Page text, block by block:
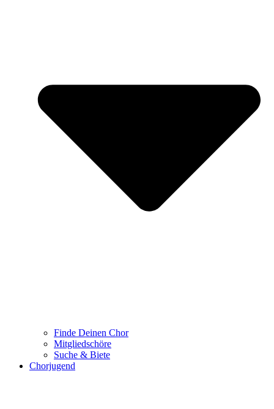
Finde Deinen Chor
Mitgliedschöre
Suche & Biete
Chorjugend